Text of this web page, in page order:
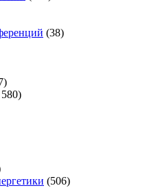
(38)
(506)